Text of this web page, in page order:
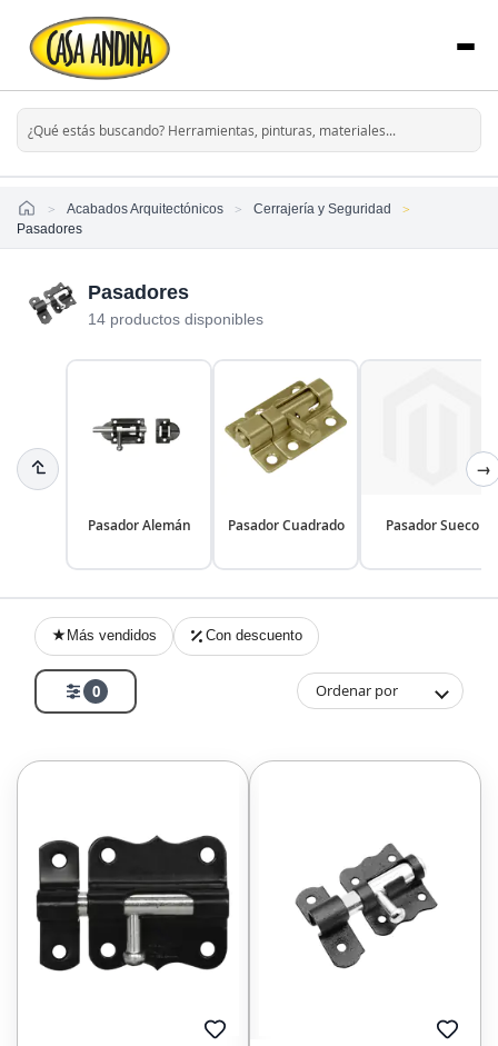
HomeAcabados Arquitectónicos
Cerrajería y Seguridad
Pasadores
Pasadores
14 productos disponibles
Pasador Alemán Pasador Cuadrado Pasador Sueco
→
Más vendidos Con descuento
0 Ordenar por
AGREGAR